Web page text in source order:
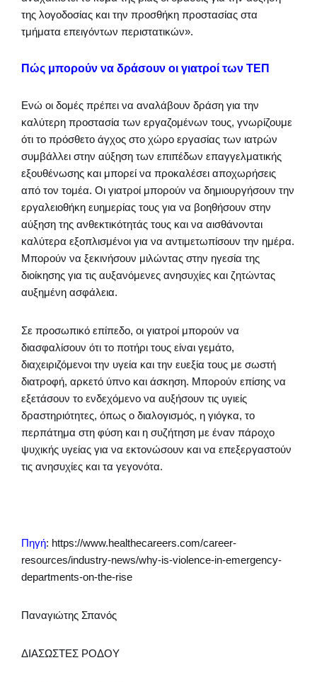
της λογοδοσίας και την προσθήκη προστασίας στα
τμήματα επειγόντων περιστατικών».
Πώς μπορούν να δράσουν οι γιατροί των ΤΕΠ
Ενώ οι δομές πρέπει να αναλάβουν δράση για την
καλύτερη προστασία των εργαζομένων τους, γνωρίζουμε
ότι το πρόσθετο άγχος στο χώρο εργασίας των ιατρών
συμβάλλει στην αύξηση των επιπέδων επαγγελματικής
εξουθένωσης και μπορεί να προκαλέσει αποχωρήσεις
από τον τομέα. Οι γιατροί μπορούν να δημιουργήσουν την
εργαλειοθήκη ευημερίας τους για να βοηθήσουν στην
αύξηση της ανθεκτικότητάς τους και να αισθάνονται
καλύτερα εξοπλισμένοι για να αντιμετωπίσουν την ημέρα.
Μπορούν να ξεκινήσουν μιλώντας στην ηγεσία της
διοίκησης για τις αυξανόμενες ανησυχίες και ζητώντας
αυξημένη ασφάλεια.
Σε προσωπικό επίπεδο, οι γιατροί μπορούν να
διασφαλίσουν ότι το ποτήρι τους είναι γεμάτο,
διαχειριζόμενοι την υγεία και την ευεξία τους με σωστή
διατροφή, αρκετό ύπνο και άσκηση. Μπορούν επίσης να
εξετάσουν το ενδεχόμενο να αυξήσουν τις υγιείς
δραστηριότητες, όπως ο διαλογισμός, η γιόγκα, το
περπάτημα στη φύση και η συζήτηση με έναν πάροχο
ψυχικής υγείας για να εκτονώσουν και να επεξεργαστούν
τις ανησυχίες και τα γεγονότα.
Πηγή: https://www.healthecareers.com/career-
resources/industry-news/why-is-violence-in-emergency-
departments-on-the-rise
Παναγιώτης Σπανός
ΔΙΑΣΩΣΤΕΣ ΡΟΔΟΥ